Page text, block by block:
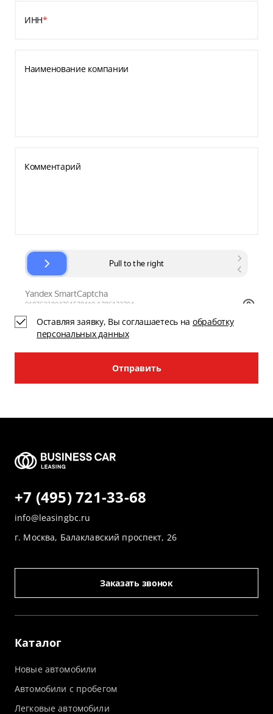
ИНН*
Наименование компании
Комментарий
Отправить
Оставляя заявку, Вы соглашаетесь на обработку
персональных данных
Каталог
Новые автомобили
Автомобили с пробегом
Легковые автомобили
+7 (495) 721-33-68
info@leasingbc.ru
г. Москва, Балаклавский проспект, 26
Заказать звонок